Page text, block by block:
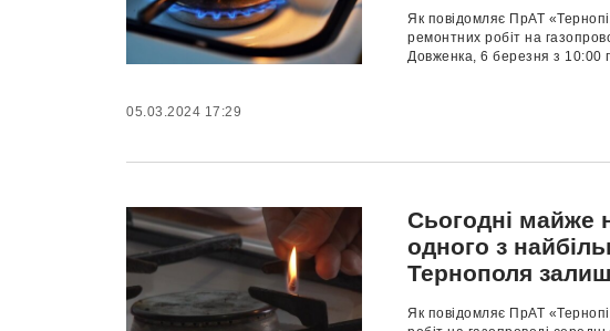
Як повідомляє ПрАТ
ремонтних робіт на
Довженка, 6 березня з 10:00
05.03.2024 17:29
Сьогодні майже
одного з
Тернополя
Як повідомляє ПрАТ